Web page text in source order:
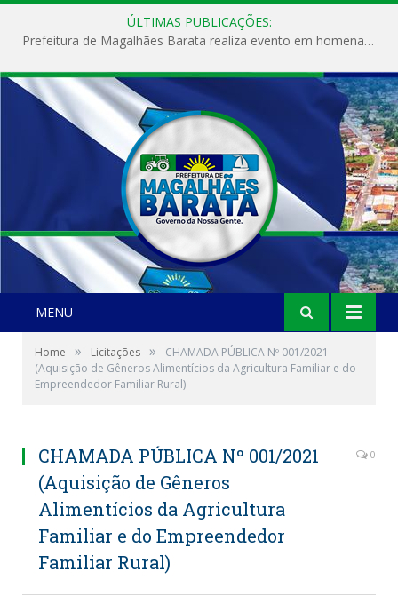
ÚLTIMAS PUBLICAÇÕES:
Prefeitura de Magalhães Barata realiza evento em homenagem ao Dia Internacional da Mulher
MENU
Home » Licitações »
CHAMADA PÚBLICA Nº 001/2021
(Aquisição de Gêneros Alimentícios da Agricultura Familiar e do
Empreendedor Familiar Rural)
CHAMADA PÚBLICA Nº 001/2021
(Aquisição de Gêneros
Alimentícios da Agricultura
Familiar e do Empreendedor
Familiar Rural)
0